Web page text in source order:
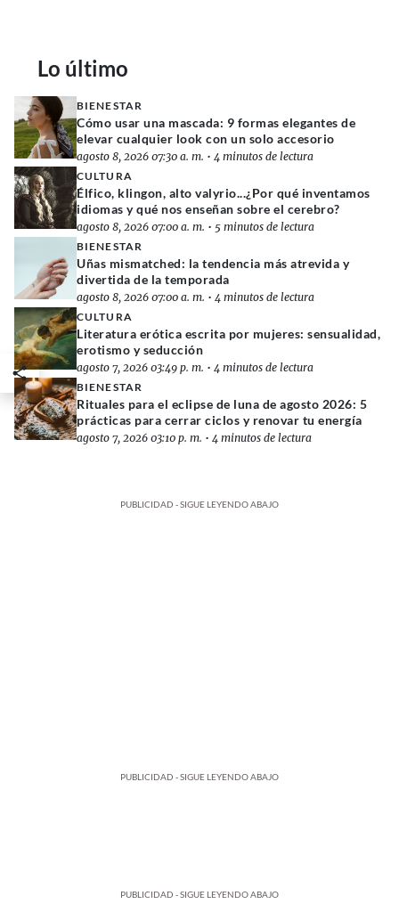
Lo último
BIENESTAR
Cómo usar una mascada: 9 formas elegantes de
elevar cualquier look con un solo accesorio
agosto 8, 2026 07:30 a. m. • 4 minutos de lectura
CULTURA
Élfico, klingon, alto valyrio...¿Por qué inventamos
idiomas y qué nos enseñan sobre el cerebro?
agosto 8, 2026 07:00 a. m. • 5 minutos de lectura
BIENESTAR
Uñas mismatched: la tendencia más atrevida y
divertida de la temporada
agosto 8, 2026 07:00 a. m. • 4 minutos de lectura
CULTURA
Literatura erótica escrita por mujeres: sensualidad,
erotismo y seducción
agosto 7, 2026 03:49 p. m. • 4 minutos de lectura
BIENESTAR
Rituales para el eclipse de luna de agosto 2026: 5
prácticas para cerrar ciclos y renovar tu energía
agosto 7, 2026 03:10 p. m. • 4 minutos de lectura
PUBLICIDAD - SIGUE LEYENDO ABAJO
PUBLICIDAD - SIGUE LEYENDO ABAJO
PUBLICIDAD - SIGUE LEYENDO ABAJO